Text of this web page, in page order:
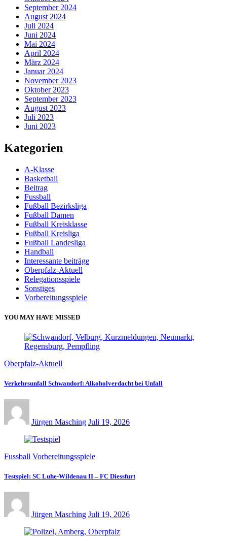
September 2024
August 2024
Juli 2024
Juni 2024
Mai 2024
April 2024
März 2024
Januar 2024
November 2023
Oktober 2023
September 2023
August 2023
Juli 2023
Juni 2023
Kategorien
A-Klasse
Basketball
Beitrag
Fussball
Fußball Bezirksliga
Fußball Damen
Fußball Kreisklasse
Fußball Kreisliga
Fußball Landesliga
Handball
Interessante beiträge
Oberpfalz-Aktuell
Relegationsspiele
Sonstiges
Vorbereitungsspiele
YOU MAY HAVE MISSED
Oberpfalz-Aktuell
Verkehrsunfall Schwandorf: Alkoholverdacht bei Unfall
Jürgen Masching Juli 19, 2026
Fussball Vorbereitungsspiele
Testspiel: SC Luhe-Wildenau II – FC Diessfurt
Jürgen Masching Juli 19, 2026